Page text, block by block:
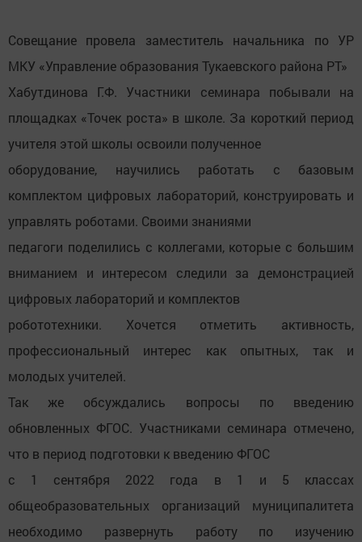
Совещание провела заместитель начальника по УР
МКУ «Управление образования Тукаевского района РТ»
Хабутдинова Г.Ф. Участники семинара побывали на
площадках «Точек роста» в школе. За короткий период
учителя этой школы освоили полученное
оборудование, научились работать с базовым
комплектом цифровых лабораторий, конструировать и
управлять роботами. Своими знаниями
педагоги поделились с коллегами, которые с большим
вниманием и интересом следили за демонстрацией
цифровых лабораторий и комплектов
робототехники. Хочется отметить активность,
профессиональный интерес как опытных, так и
молодых учителей.
Так же обсуждались вопросы по введению
обновленных ФГОС. Участниками семинара отмечено,
что в период подготовки к введению ФГОС
с 1 сентября 2022 года в 1 и 5 классах
общеобразовательных организаций муниципалитета
необходимо развернуть работу по изучению